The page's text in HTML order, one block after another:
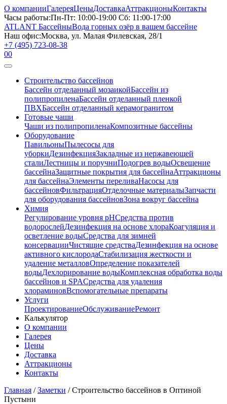
О компанииГалереяЦеныДоставкаАттракционыКонтакты
Часы работы:Пн-Пт: 10:00-19:00 Сб: 11:00-17:00
ATLANT БассейныВода горных озёр в вашем бассейне
Наш офис:Москва, ул. Малая Филевская, 28/1
+7 (495) 723-08-38
00
Строительство бассейнов
Бассейн отделанный мозаикойБассейн из
полипропиленаБассейн отделанный пленкой
ПВХБассейн отделанный керамогранитом
Готовые чаши
Чаши из полипропиленаКомпозитные бассейны
Оборудование
ПавильоныПылесосы для
уборкиДезинфекцияЗакладные из нержавеющей
сталиЛестницы и поручниПодогрев водыОсвещение
бассейнаЗащитные покрытия для бассейнаАттракционы
для бассейнаЭлементы переливаНасосы для
бассейновФильтрацияОтделочные материалыЗапчасти
для оборудования бассейновЗона вокруг бассейна
Химия
Регулирование уровня рНСредства против
водорослейДезинфекция на основе хлораКоагуляция и
осветление водыСредства для зимней
консервацииЧистящие средстваДезинфекция на основе
активного кислородаСтабилизация жесткости и
удаление металловОпределение показателей
водыДехлорирование водыКомплексная обработка воды
бассейнов и SPAСредства для удаления
хлораминовВспомогательные препараты
Услуги
ПроектированиеОбслуживаниеРемонт
Калькулятор
О компании
Галерея
Цены
Доставка
Аттракционы
Контакты
Главная /Заметки /Строительство бассейнов в Оптиной
Пустыни